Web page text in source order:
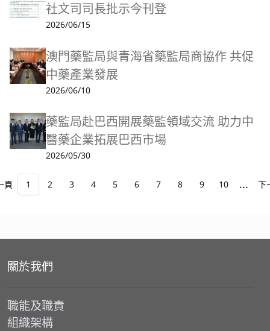
社文司司長批示今刊登
2026/06/15
澳門藥監局與青海省藥監局商協作 共促
中藥產業發展
2026/06/10
藥監局赴巴西開展藥監領域交流 助力中
醫藥企業拓展巴西市場
2026/05/30
頁 1 2 3 4 5 6 7 8 9 10 ... 下
關於我們
職能及職責
組織架構